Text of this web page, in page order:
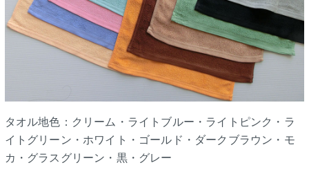
タオル地色：クリーム・ライトブルー・ライトピンク・ラ
イトグリーン・ホワイト・ゴールド・ダークブラウン・モ
カ・グラスグリーン・黒・グレー